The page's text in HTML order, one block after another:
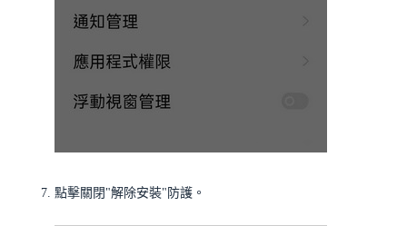
點擊關閉"解除安裝"防護。